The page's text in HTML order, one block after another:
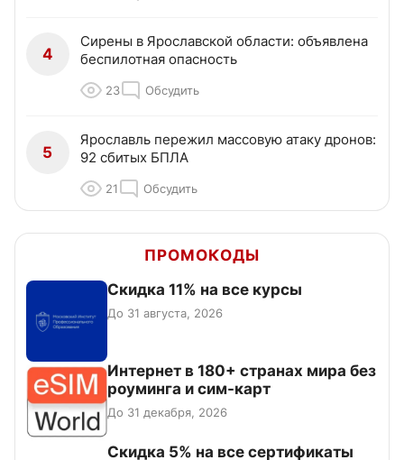
4
Сирены в Ярославской области: объявлена
беспилотная опасность
23 Обсудить
5
Ярославль пережил массовую атаку дронов:
92 сбитых БПЛА
21 Обсудить
ПРОМОКОДЫ
Скидка 11% на все курсы
До 31 августа, 2026
Интернет в 180+ странах мира без
роуминга и сим-карт
До 31 декабря, 2026
Скидка 5% на все сертификаты